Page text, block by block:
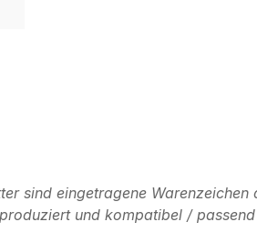
sind eingetragene
und kompatibel /